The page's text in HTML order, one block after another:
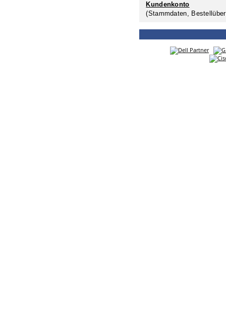
Kundenkonto
(Stammdaten,